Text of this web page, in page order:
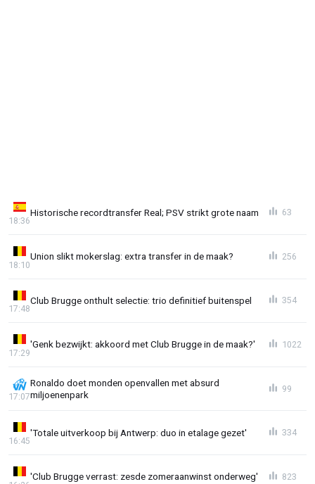
Historische recordtransfer Real; PSV strikt grote naam
18:36
63
Union slikt mokerslag: extra transfer in de maak?
18:10
256
Club Brugge onthult selectie: trio definitief buitenspel
17:48
354
'Genk bezwijkt: akkoord met Club Brugge in de maak?'
17:29
1022
Ronaldo doet monden openvallen met absurd
miljoenenpark
17:07
99
'Totale uitverkoop bij Antwerp: duo in etalage gezet'
16:45
334
'Club Brugge verrast: zesde zomeraanwinst onderweg' 823